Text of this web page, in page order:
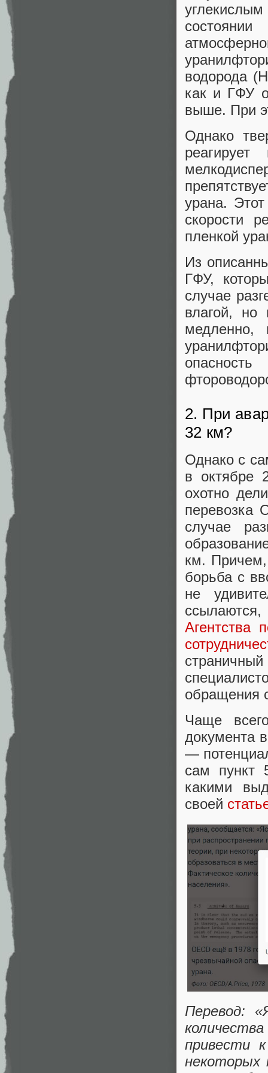
водорода
как и ГФУ
выше. При
Однако
урана.
скорости
пленкой
Из
ГФУ,
случае
влагой, но
2. При
32 км?
Однако с
в октябре
охотно
перевозка
случае
км. Причем,
борьба с
не
Агентства
обращения
Чаще
документа
—
сам пункт
какими
своей
Перевод:
привести
некоторых